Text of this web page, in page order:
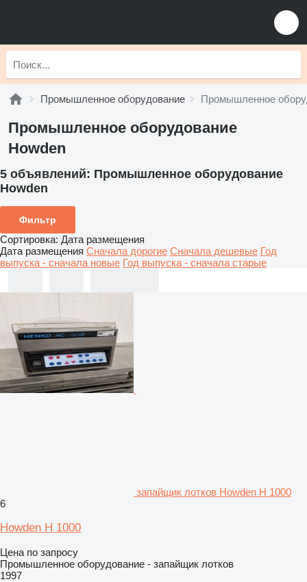
Промышленное оборудование Промышленное
Промышленное оборудование
Howden
5 объявлений: Промышленное оборудование
Howden
Фильтр
Сортировка: Дата размещения
Дата размещения Сначала дорогие Сначала дешевые Год
выпуска - сначала новые Год выпуска - сначала старые
запайщик лотков Howden H 1000
6
Howden H 1000
Цена по запросу
Промышленное оборудование - запайщик лотков
1997